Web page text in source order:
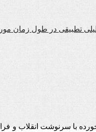
تطبیقی در طول زمان
با سرنوشت انقلاب و